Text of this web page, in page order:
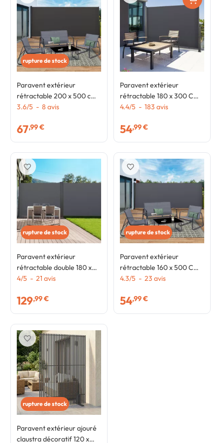
rupture de stock
Paravent extérieur
rétractable 200 x 500 cm
gris anthracite store
3.6/5 - 8 avis
67,99 €
Paravent extérieur
rétractable 180 x 300 CM
gris anthracite store
4.4/5 - 183 avis
54,99 €
rupture de stock
Paravent extérieur
rétractable double 180 x
800 CM gris anthracite
4/5 - 21 avis
129,99 €
favorite_border
rupture de stock
Paravent extérieur
rétractable 160 x 500 CM
gris anthracite store
4.3/5 - 23 avis
54,99 €
favorite_border
rupture de stock
Paravent extérieur ajouré
claustra décoratif 120 x
favorite_border